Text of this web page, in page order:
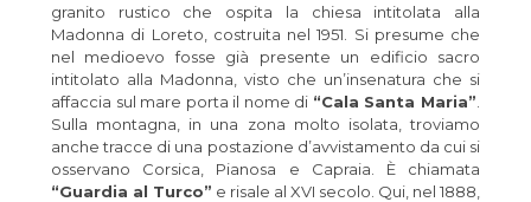
granito rustico che ospita la chiesa intitolata alla
Madonna di Loreto, costruita nel 1951. Si presume che
nel medioevo fosse già presente un edificio sacro
intitolato alla Madonna, visto che un’insenatura che si
affaccia sul mare porta il nome di “Cala Santa Maria”
Sulla montagna, in una zona molto isolata, troviamo
anche tracce di una postazione d’avvistamento da cui si
osservano Corsica, Pianosa e Capraia. È chiamata
“Guardia al Turco” e risale al XVI secolo. Qui, nel 1888,